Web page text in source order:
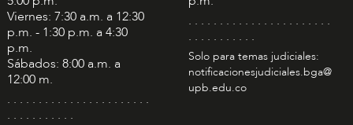
Viernes: 7:30 a.m. a 12:30
p.m. - 1:30 p.m. a 4:30
p.m.
Sábados: 8:00 a.m. a
12:00 m.
. . . . . . . . . . . . . . . . . . . . . . .
. . . . . . . . . . .
. . . . . . . . . . . . . . . . . . . . . . .
. . . . . . . . . . .
Solo para temas judiciales:
notificacionesjudiciales.bga@
upb.edu.co